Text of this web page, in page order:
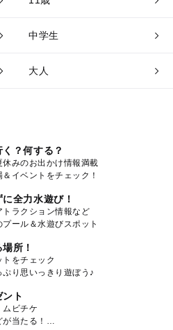
中学生
大人
？何する？
休みのお出かけ情報満載
イベントをチェック！
全力水遊び！
トラクション情報など
ール＆水遊びスポット
所！
をチェック
ぷり思いっきり遊ぼう♪
ト
ムビチケ
当たる！